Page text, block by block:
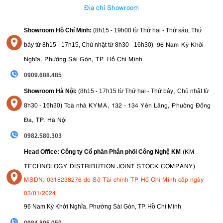
Movie for Close-Up Demos
mặt bạn sang vật phẩm khi bạn đưa nó lại gần ống kính và
ngược lại.
Địa chỉ Showroom
Showroom Hồ Chí Minh: (8h15 - 19h00 từ Thứ hai - Thứ sáu, Thứ
bảy từ 8h15 - 17h15, Chủ nhật từ 8h30 - 16h30) 96 Nam Kỳ Khởi
Nghĩa, Phường Sài Gòn, TP. Hồ Chí Minh
0909.688.485
Showroom Hà Nội: (8h15 - 17h15 từ Thứ hai - Thứ bảy, Chủ nhật từ
8h30 - 16h30) Toà nhà KYMA, 132 - 134 Yên Lãng, Phường Đống
Đa, TP. Hà Nội
0982.580.303
Head Office: Công ty Cổ phần Phân phối Công Nghệ KM (KM
TECHNOLOGY DISTRIBUTION JOINT STOCK COMPANY)
MSDN: 0318238276 do Sở Tài chính TP Hồ Chí Minh cấp ngày
03/01/2024
96 Nam Kỳ Khởi Nghĩa, Phường Sài Gòn, TP. Hồ Chí Minh